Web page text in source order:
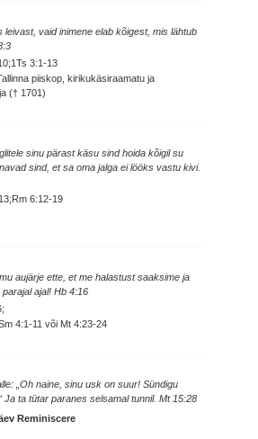
leivast, vaid inimene elab kõigest, mis lähtub
3:1-13
piiskop, kirikukäsiraamatu ja
(† 1701)
sinu pärast käsu sind hoida kõigil su
sind, et sa oma jalga ei lööks vastu kivi.
6:12-19
aujärje ette, et me halastust saaksime ja
ajal! Hb 4:16
4:1-11 või Mt 4:23-24
„Oh naine, sinu usk on suur! Sündigu
Ja ta tütar paranes selsamal tunnil. Mt 15:28
Reminiscere